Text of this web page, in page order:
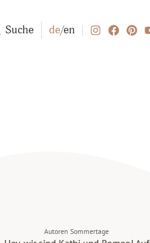
Suche de/en
Autoren Sommertage